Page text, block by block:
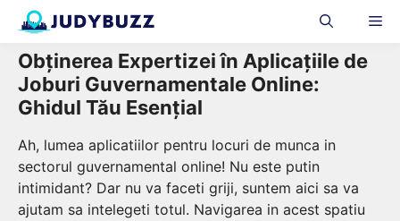
Skip
content
Obținerea Expertizei în Aplicațiile de
Joburi Guvernamentale Online:
Ghidul Tău Esențial
Ah, lumea aplicatiilor pentru locuri de munca in
sectorul guvernamental online! Nu este putin
intimidant? Dar nu va faceti griji, suntem aici sa va
ajutam sa intelegeti totul. Navigarea in acest spatiu